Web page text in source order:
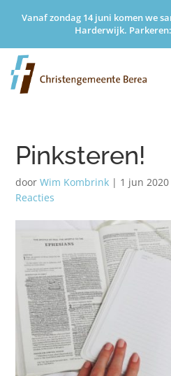
Vanaf zondag 14 juni komen we
Harderwijk. Parkeren:
Pinksteren!
doorWim Kombrink | 1 jun 2020
Reacties